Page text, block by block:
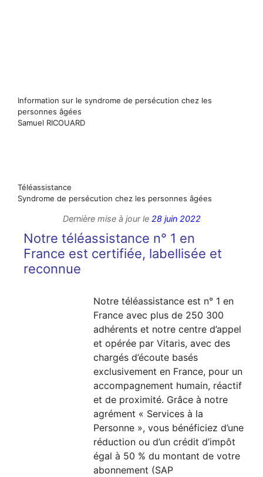
Information sur le syndrome de persécution chez les
personnes âgées
Samuel RICOUARD
Téléassistance
Syndrome de persécution chez les personnes âgées
Dernière mise à jour le 28 juin 2022
Notre téléassistance n° 1 en
France est certifiée, labellisée et
reconnue
Notre téléassistance est n° 1 en
France avec plus de 250 300
adhérents et notre centre d’appel
et opérée par Vitaris, avec des
chargés d’écoute basés
exclusivement en France, pour un
accompagnement humain, réactif
et de proximité. Grâce à notre
agrément « Services à la
Personne », vous bénéficiez d’une
réduction ou d’un crédit d’impôt
égal à 50 % du montant de votre
abonnement (SAP